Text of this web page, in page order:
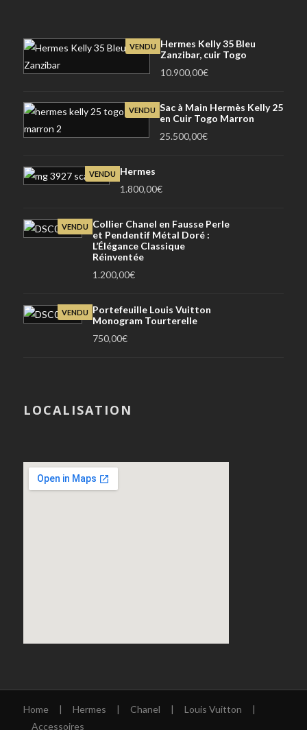
VENDU
Hermes Kelly 35 Bleu
Zanzibar, cuir Togo
10.900,00€
VENDU Sac à Main Hermès Kelly 25
en Cuir Togo Marron
25.500,00€
VENDU
Hermes
1.800,00€
VENDU
Collier Chanel en Fausse Perle
et Pendentif Métal Doré :
L’Élégance Classique
Réinventée
1.200,00€
VENDU
Portefeuille Louis Vuitton
Monogram Tourterelle
750,00€
LOCALISATION
Home | Hermes | Chanel | Louis Vuitton
|
Accessoires